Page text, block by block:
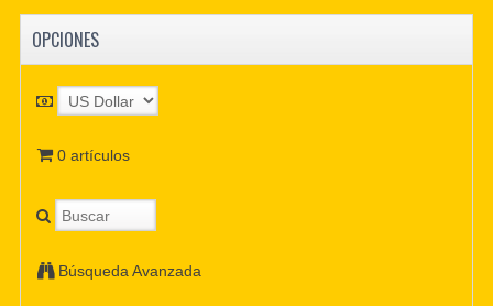
OPCIONES
0 artículos
Búsqueda Avanzada